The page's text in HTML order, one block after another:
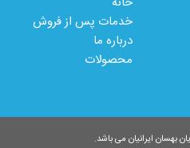
خدمات پس از فروش
درباره ما
محصولات